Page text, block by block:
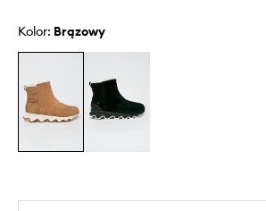
Kolor: brązowy